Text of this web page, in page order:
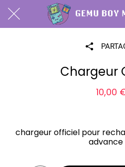
Chargeur
10,00
chargeur officiel pour
advance